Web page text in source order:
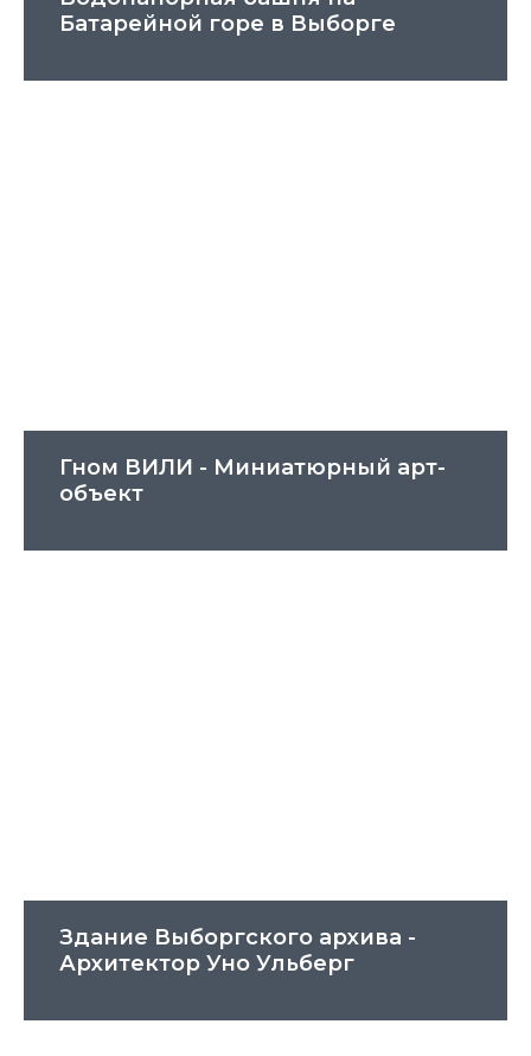
Батарейной горе в Выборге
Гном ВИЛИ - Миниатюрный арт-
объект
Здание Выборгского архива -
Архитектор Уно Ульберг